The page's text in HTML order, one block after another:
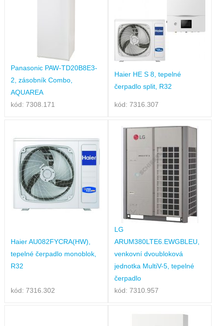
Panasonic PAW-TD20B8E3-
2, zásobník Combo,
AQUAREA
kód: 7308.171
Haier HE S 8, tepelné
čerpadlo split, R32
kód: 7316.307
Haier AU082FYCRA(HW),
tepelné čerpadlo monoblok,
R32
kód: 7316.302
LG
ARUM380LTE6.EWGBLEU,
venkovní dvoubloková
jednotka MultiV-5, tepelné
čerpadlo
kód: 7310.957